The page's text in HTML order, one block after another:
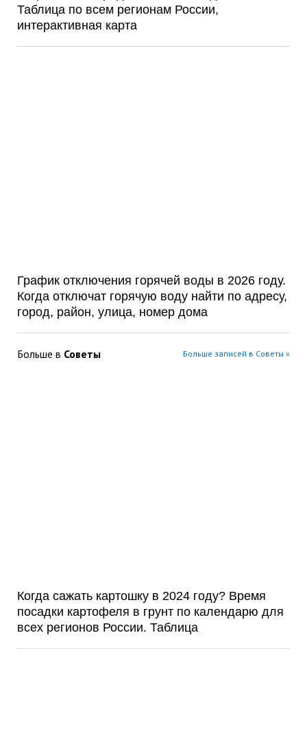
Таблица по всем регионам России,
интерактивная карта
График отключения горячей воды в 2026 году.
Когда отключат горячую воду найти по адресу,
город, район, улица, номер дома
Больше в Советы Больше записей в Советы »
Когда сажать картошку в 2024 году? Время
посадки картофеля в грунт по календарю для
всех регионов России. Таблица